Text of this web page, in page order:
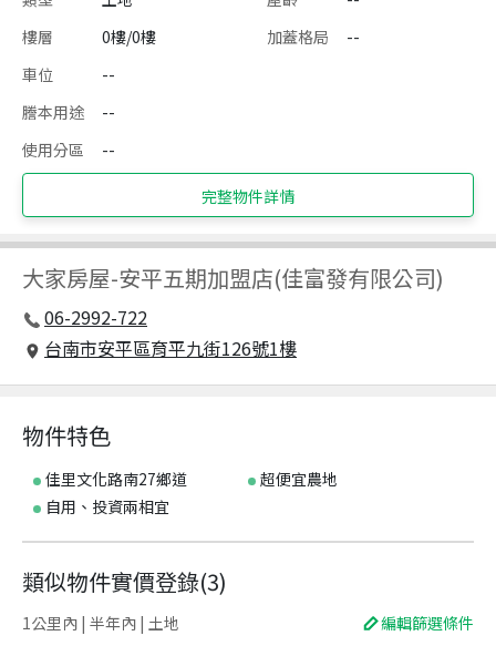
樓層
0樓/0樓 加蓋格局
--
車位
--
謄本用途
--
使用分區
--
完整物件詳情
大家房屋-安平五期加盟店(佳富發有限公司)
06-2992-722
台南市安平區育平九街126號1樓
物件特色
佳里文化路南27鄉道
超便宜農地
自用、投資兩相宜
類似物件實價登錄(3)
1公里內 | 半年內 | 土地 編輯篩選條件